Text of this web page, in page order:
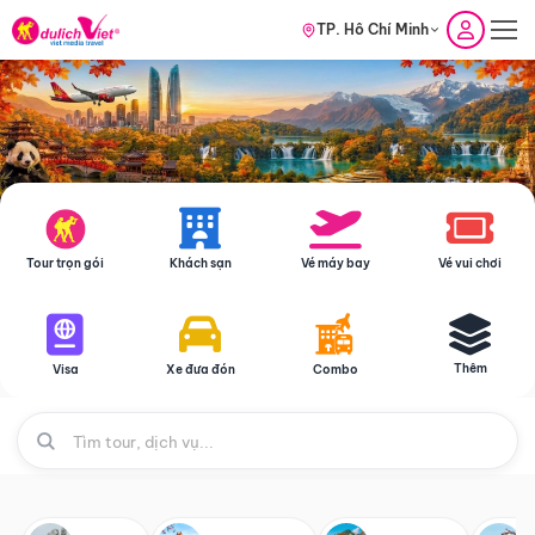
TP. Hồ Chí Minh
Tour trọn gói Khách sạn Vé máy bay Vé vui chơi
Visa Xe đưa đón Combo Thêm